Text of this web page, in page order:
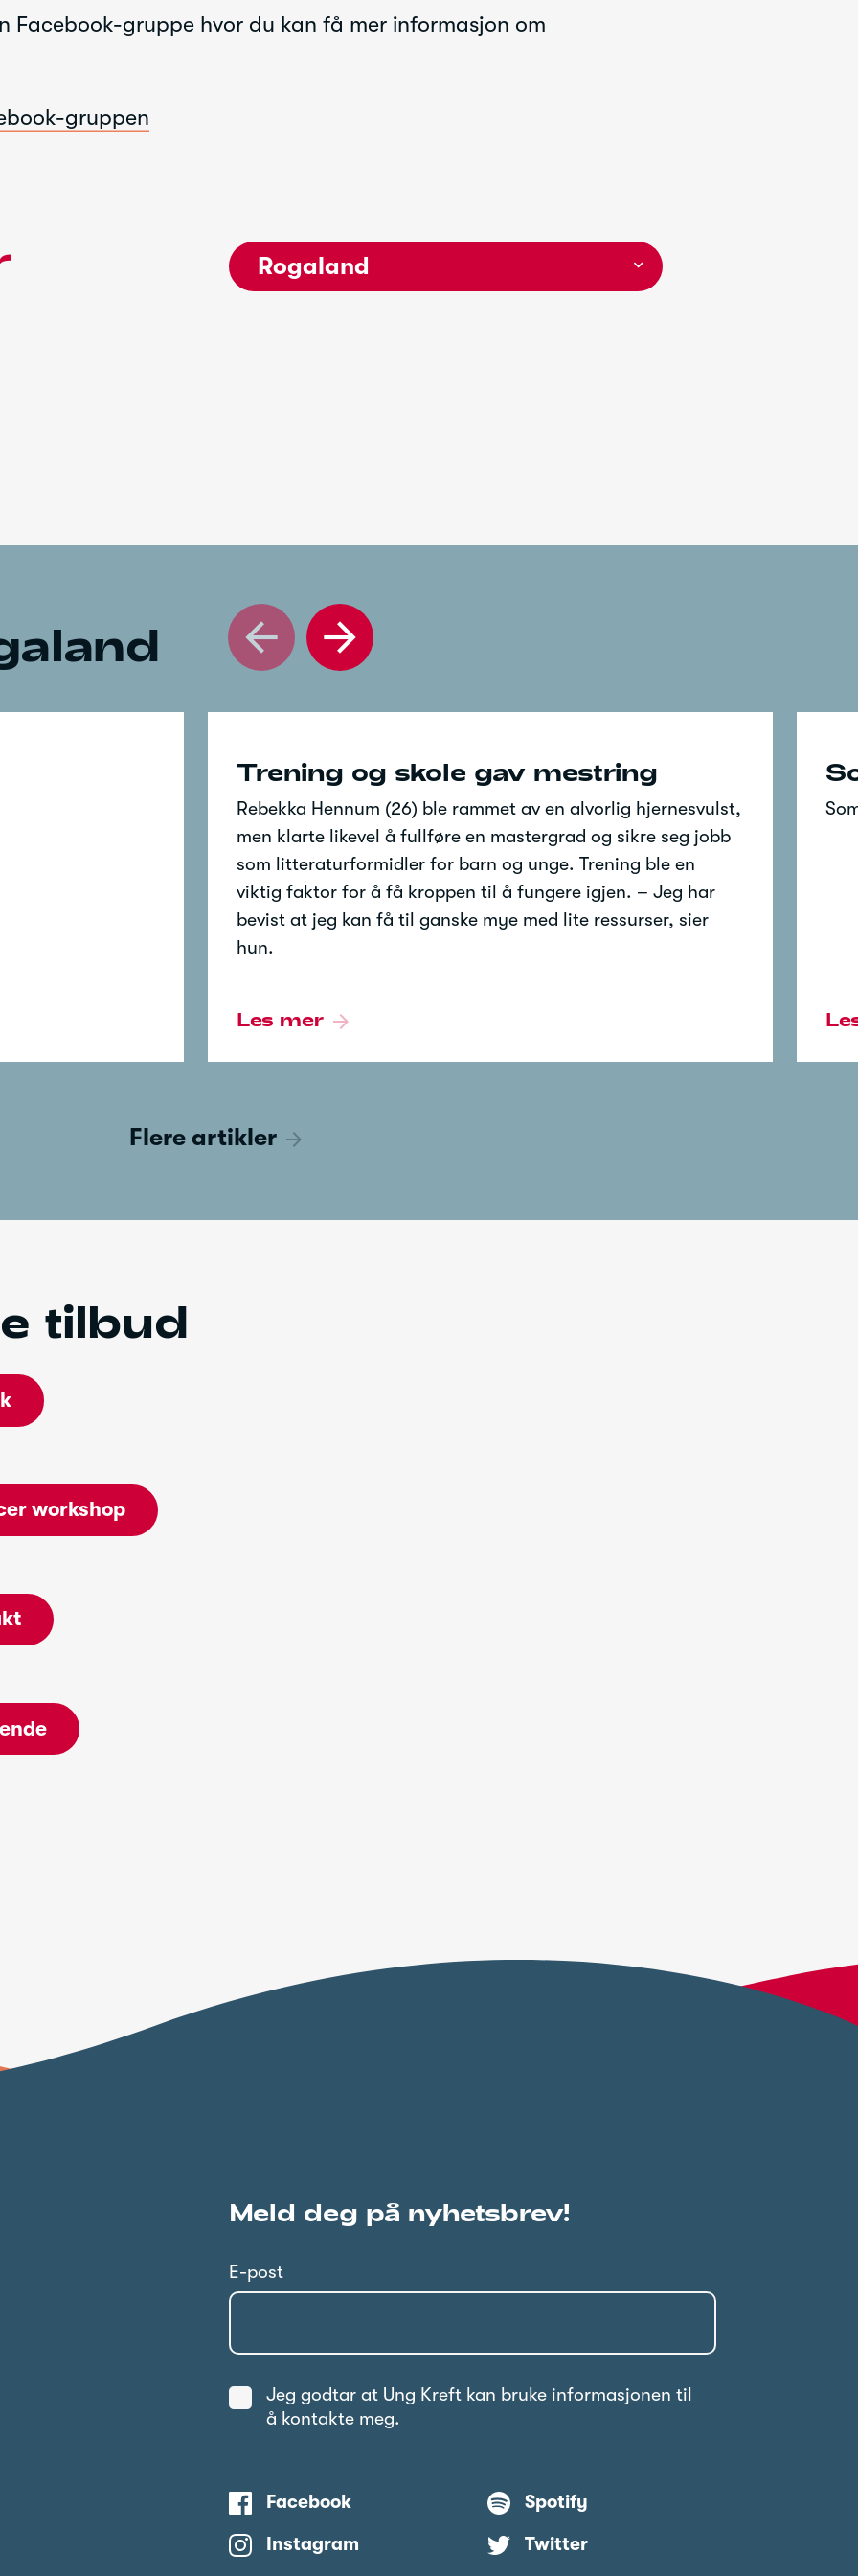
at du ønsker å støtte unge kreftrammede og unge pårørende
Facebook-gruppe hvor du kan få mer informasjon om
gruppen
Trening og skole gav mestring
Rebekka Hennum (26) ble rammet av en alvorlig hjernesvulst,
men klarte likevel å fullføre en mastergrad og sikre seg jobb
som litteraturformidler for barn og unge. Trening ble en
viktig faktor for å få kroppen til å fungere igjen. – Jeg har
bevist at jeg kan få til ganske mye med lite ressurser, sier
hun.
Les mer
Flere artikler
tilbud
workshop
Meld deg på nyhetsbrev!
E-post
Jeg godtar at Ung Kreft kan bruke informasjonen til
å kontakte meg.
Facebook
Instagram
Spotify
Twitter